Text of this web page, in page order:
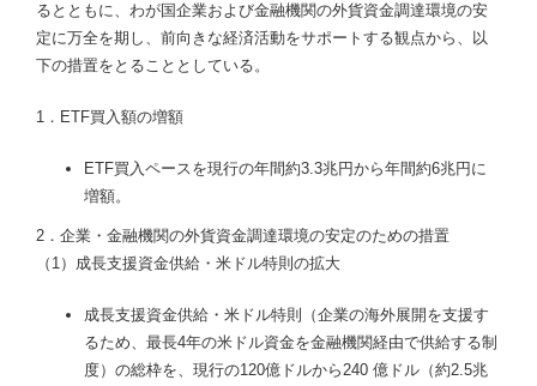
るとともに、わが国企業および金融機関の外貨資金調達環境の安
定に万全を期し、前向きな経済活動をサポートする観点から、以
下の措置をとることとしている。
1．ETF買入額の増額
ETF買入ペースを現行の年間約3.3兆円から年間約6兆円に
増額。
2．企業・金融機関の外貨資金調達環境の安定のための措置
（1）成長支援資金供給・米ドル特則の拡大
成長支援資金供給・米ドル特則（企業の海外展開を支援す
るため、最長4年の米ドル資金を金融機関経由で供給する制
度）の総枠を、現行の120億ドルから240 億ドル（約2.5兆